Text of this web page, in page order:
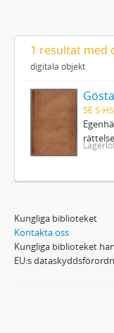
1 resultat med
digitala objekt
SE S-
Kungliga biblioteket
Kontakta oss
Kungliga biblioteket
EU:s